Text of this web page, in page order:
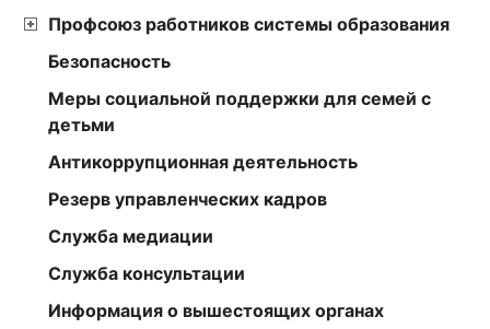
Профсоюз работников системы образования
Безопасность
Меры социальной поддержки для семей с
детьми
Антикоррупционная деятельность
Резерв управленческих кадров
Служба медиации
Служба консультации
Информация о вышестоящих органах